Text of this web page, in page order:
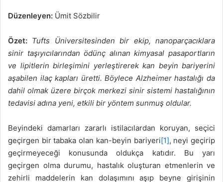
Düzenleyen: Ümit Sözbilir
Özet: Tufts Üniversitesinden bir ekip, nanoparçacıklara
sinir taşıyıcılarından ödünç alınan kimyasal pasaportların
ve lipitlerin birleşimini yerleştirerek kan beyin bariyerini
aşabilen ilaç kapları üretti. Böylece Alzheimer hastalığı da
dahil olmak üzere birçok merkezi sinir sistemi hastalığının
tedavisi adına yeni, etkili bir yöntem sunmuş oldular.
Beyindeki damarları zararlı istilacılardan koruyan, seçici
geçirgen bir tabaka olan kan-beyin bariyeri[1], neyi geçirip
geçirmeyeceği konusunda oldukça katıdır. Bu yarı
geçirgen olma durumu, hastalık oluşturan etmenlerin ve
zehirli maddelerin kan dolaşımını aşıp beyne girişinin